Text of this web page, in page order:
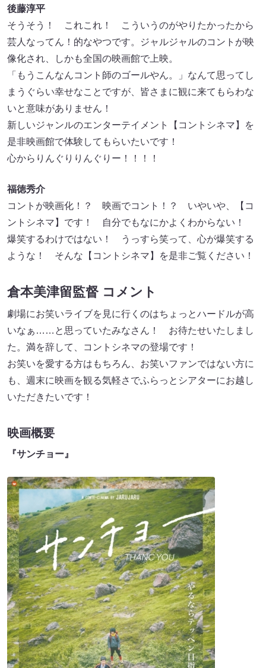
後藤淳平
そうそう！ これこれ！ こういうのがやりたかったから
芸人なってん！的なやつです。ジャルジャルのコントが映
像化され、しかも全国の映画館で上映。
「もうこんなんコント師のゴールやん。」なんて思ってし
まうぐらい幸せなことですが、皆さまに観に来てもらわな
いと意味がありません！
新しいジャンルのエンターテイメント【コントシネマ】を
是非映画館で体験してもらいたいです！
心からりんぐりりんぐりー！！！！
福徳秀介
コントが映画化！？ 映画でコント！？ いやいや、【コ
ントシネマ】です！ 自分でもなにかよくわからない！
爆笑するわけではない！ うっすら笑って、心が爆笑する
ような！ そんな【コントシネマ】を是非ご覧ください！
倉本美津留監督 コメント
劇場にお笑いライブを見に行くのはちょっとハードルが高
いなぁ……と思っていたみなさん！ お待たせいたしまし
た。満を辞して、コントシネマの登場です！
お笑いを愛する方はもちろん、お笑いファンではない方に
も、週末に映画を観る気軽さでふらっとシアターにお越し
いただきたいです！
映画概要
『サンチョー』